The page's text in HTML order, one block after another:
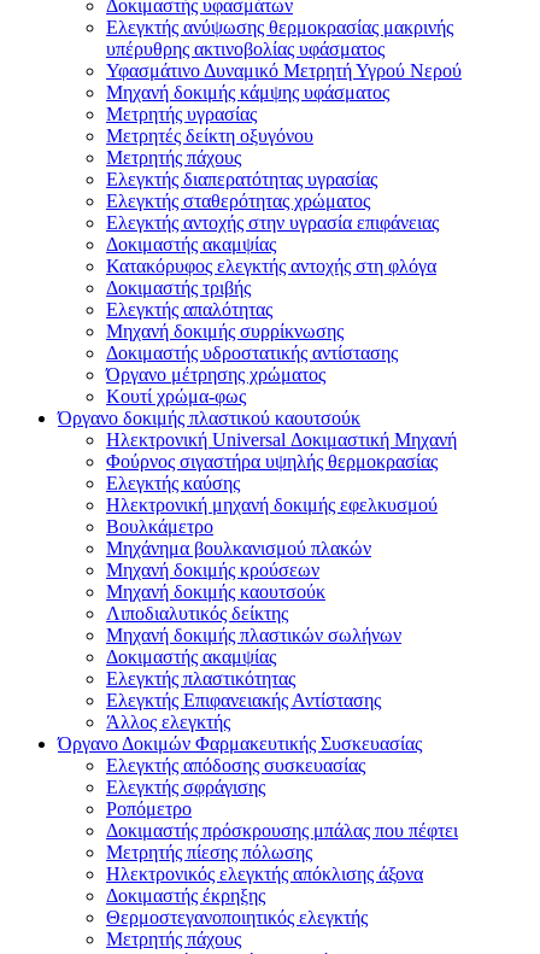
Δοκιμαστής υφασμάτων
Ελεγκτής ανύψωσης θερμοκρασίας μακρινής
υπέρυθρης ακτινοβολίας υφάσματος
Υφασμάτινο Δυναμικό Μετρητή Υγρού Νερού
Μηχανή δοκιμής κάμψης υφάσματος
Μετρητής υγρασίας
Μετρητές δείκτη οξυγόνου
Μετρητής πάχους
Ελεγκτής διαπερατότητας υγρασίας
Ελεγκτής σταθερότητας χρώματος
Ελεγκτής αντοχής στην υγρασία επιφάνειας
Δοκιμαστής ακαμψίας
Κατακόρυφος ελεγκτής αντοχής στη φλόγα
Δοκιμαστής τριβής
Ελεγκτής απαλότητας
Μηχανή δοκιμής συρρίκνωσης
Δοκιμαστής υδροστατικής αντίστασης
Όργανο μέτρησης χρώματος
Κουτί χρώμα-φως
Όργανο δοκιμής πλαστικού καουτσούκ
Ηλεκτρονική Universal Δοκιμαστική Μηχανή
Φούρνος σιγαστήρα υψηλής θερμοκρασίας
Ελεγκτής καύσης
Ηλεκτρονική μηχανή δοκιμής εφελκυσμού
Βουλκάμετρο
Μηχάνημα βουλκανισμού πλακών
Μηχανή δοκιμής κρούσεων
Μηχανή δοκιμής καουτσούκ
Λιποδιαλυτικός δείκτης
Μηχανή δοκιμής πλαστικών σωλήνων
Δοκιμαστής ακαμψίας
Ελεγκτής πλαστικότητας
Ελεγκτής Επιφανειακής Αντίστασης
Άλλος ελεγκτής
Όργανο Δοκιμών Φαρμακευτικής Συσκευασίας
Ελεγκτής απόδοσης συσκευασίας
Ελεγκτής σφράγισης
Ροπόμετρο
Δοκιμαστής πρόσκρουσης μπάλας που πέφτει
Μετρητής πίεσης πόλωσης
Ηλεκτρονικός ελεγκτής απόκλισης άξονα
Δοκιμαστής έκρηξης
Θερμοστεγανοποιητικός ελεγκτής
Μετρητής πάχους